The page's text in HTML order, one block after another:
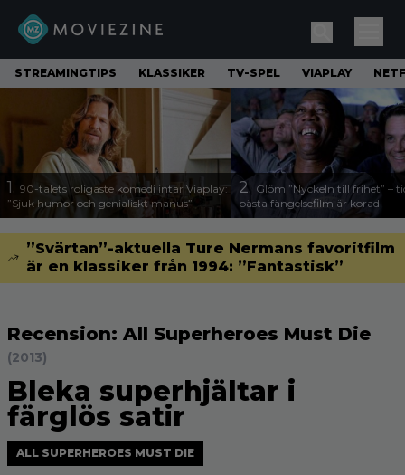
STREAMINGTIPS KLASSIKER TV-SPEL VIAPLAY
1. 90-talets roligaste komedi intar Viaplay:
”Sjuk humor och genialiskt manus”
2. Glöm ”Nyckeln till frihet” –
bästa fängelsefilm är korad
”Svärtan”-aktuella Ture Nermans favoritfilm
är en klassiker från 1994: ”Fantastisk”
Recension: All Superheroes Must Die
(2013)
Bleka superhjältar i
färglös satir
ALL SUPERHEROES MUST DIE